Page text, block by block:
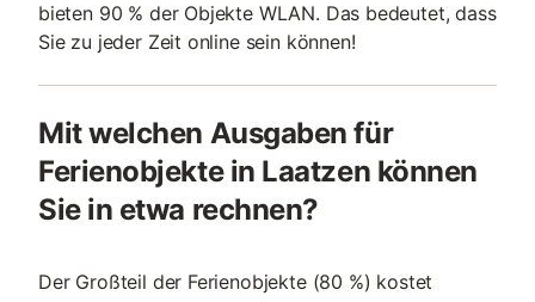
bieten 90 % der Objekte WLAN. Das bedeutet, dass
Sie zu jeder Zeit online sein können!
Mit welchen Ausgaben für
Ferienobjekte in Laatzen können
Sie in etwa rechnen?
Der Großteil der Ferienobjekte (80 %) kostet